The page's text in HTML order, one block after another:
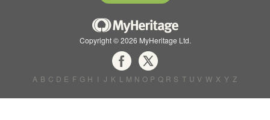
Copyright © 2026 MyHeritage Ltd.
A B C D E F G H I J K L M N O P Q R S T U V W X Y Z